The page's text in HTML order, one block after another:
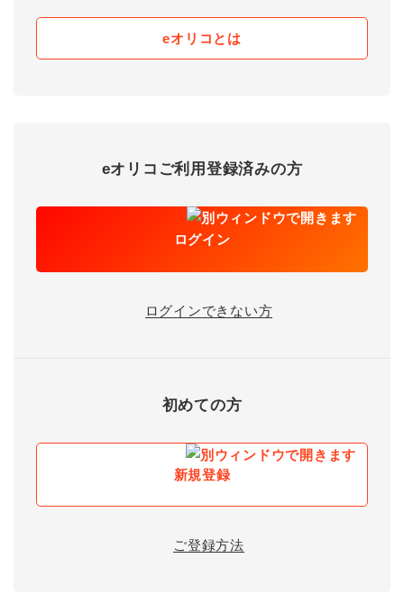
eオリコとは
eオリコご利用登録済みの方
ログイン
ログインできない方
初めての方
新規登録
ご登録方法